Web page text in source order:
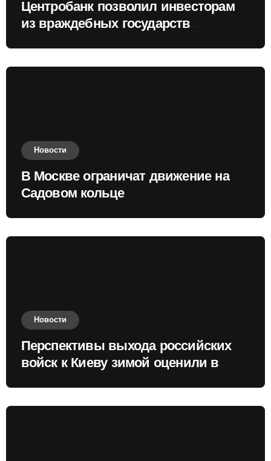
Центробанк позволил инвесторам
из враждебных государств
Новости
В Москве ограничат движение на
Садовом кольце
Новости
Перспективы выхода российских
войск к Киеву зимой оценили в